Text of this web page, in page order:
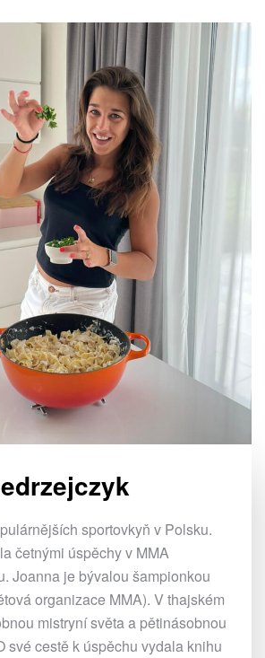
sportovkyň v Polsku.
četnými úspěchy v MMA
Joanna je bývalou šampionkou
organizace MMA). V thajském
mistryní světa a pětinásobnou
své cestě k úspěchu vydala knihu